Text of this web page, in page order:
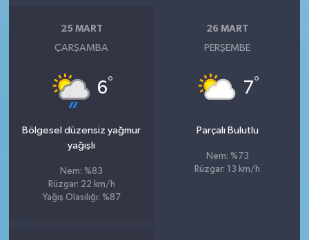
25 MART
ÇARŞAMBA
6°
Bölgesel düzensiz yağmur
yağışlı
Nem: %83
Rüzgar: 22 km/h
Yağış Olasılığı: %87
26 MART
PERŞEMBE
7°
Parçalı Bulutlu
Nem: %73
Rüzgar: 13 km/h